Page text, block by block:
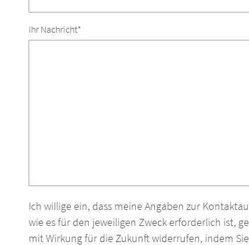
Pflichtfeld
Ihr Nachricht*
Ich willige ein, dass meine Angaben zur
wie es für den jeweiligen Zweck erforderlich ist,
mit Wirkung für die Zukunft widerrufen, indem